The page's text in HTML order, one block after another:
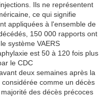
Ils ne représentent
ce qui signifie
appliquées à l'ensemble de
150 000 rapports ont
système VAERS
est 50 à 120 fois plus
le CDC
deux semaines après la
comme un décès
des décès précoces